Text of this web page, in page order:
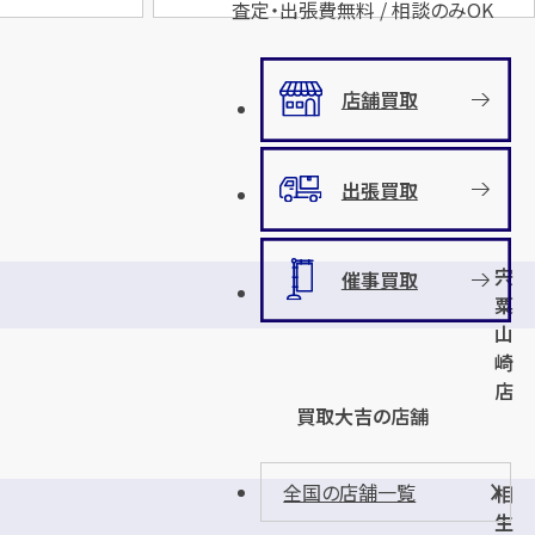
宍
粟
山
崎
店
相
生
査定・出張費無料 / 相談のみOK
店舗買取
出張買取
催事買取
買取大吉の店舗
全国の店舗一覧